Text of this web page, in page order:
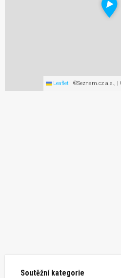
Leaflet | ©Seznam.cz a.s., |
Soutěžní kategorie